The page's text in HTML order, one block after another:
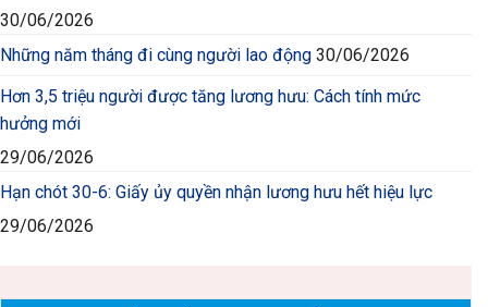
30/06/2026
Những năm tháng đi cùng người lao động 30/06/2026
Hơn 3,5 triệu người được tăng lương hưu: Cách tính mức
hưởng mới
29/06/2026
Hạn chót 30-6: Giấy ủy quyền nhận lương hưu hết hiệu lực
29/06/2026